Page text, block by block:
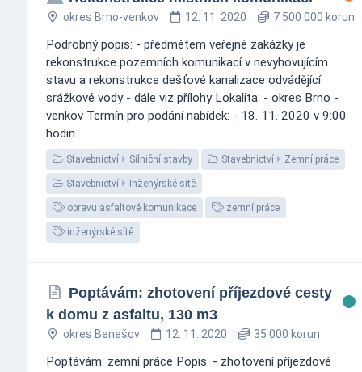
okres Brno-venkov 12. 11. 2020 7 500 000 korun
Podrobný popis: - předmětem veřejné zakázky je
rekonstrukce pozemních komunikací v nevyhovujícím
stavu a rekonstrukce dešťové kanalizace odvádějící
srážkové vody - dále viz přílohy Lokalita: - okres Brno -
venkov Termín pro podání nabídek: - 18. 11. 2020 v 9:00
hodin
Stavebnictví Silniční stavby Stavebnictví Zemní práce
Stavebnictví Inženýrské sítě
opravu asfaltové komunikace zemní práce
inženýrské sítě
Poptávám: zhotovení příjezdové cesty
k domu z asfaltu, 130 m3
okres Benešov 12. 11. 2020 35 000 korun
Poptávám: zemní práce Popis: - zhotovení příjezdové